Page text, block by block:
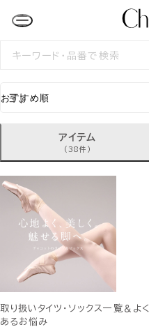
検
アイテム
(38件)
取り扱いタイツ・ソックス一覧＆よく
あるお悩み